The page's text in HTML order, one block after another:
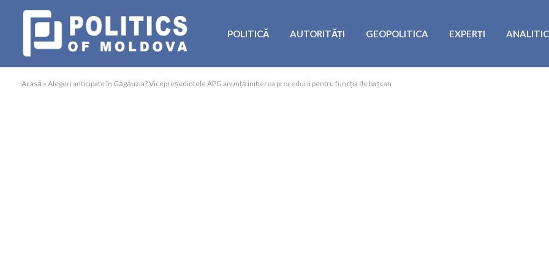
POLITICĂ AUTORITĂȚI GEOPOLITICA EXPERȚI
Acasă » Alegeri anticipate în Găgăuzia? Vicepreședintele APG anunță inițierea procedurii pentru funcția de bașcan